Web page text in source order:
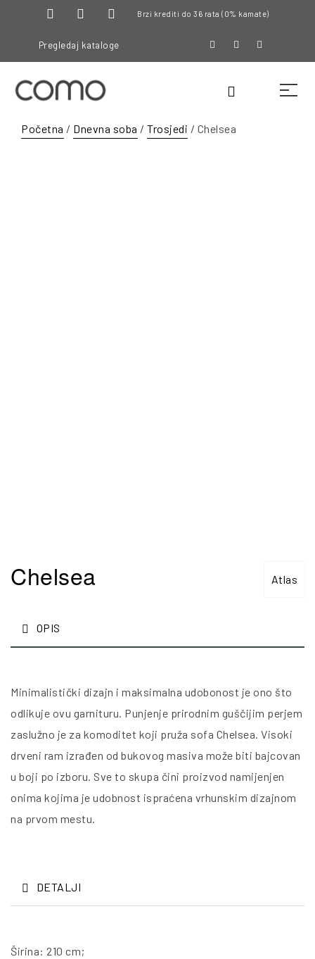
Brzi krediti do 36 rata (0% kamate)
Pregledaj kataloge
Početna / Dnevna soba / Trosjedi / Chelsea
Atlas
Chelsea
OPIS
Minimalistički dizajn i maksimalna udobonost je ono što
odlikuje ovu garnituru. Punjenje prirodnim guščijim perjem
zaslužno je za komoditet koji pruža sofa Chelsea. Visoki
drveni ram izrađen od bukovog masiva može biti bajcovan
u boji po izboru. Sve to skupa čini proizvod namijenjen
onima kojima je udobnost ispraćena vrhunskim dizajnom
na prvom mestu.
DETALJI
Širina: 210 cm;